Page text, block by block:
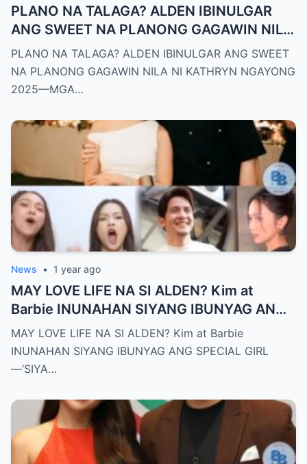
PLANO NA TALAGA? ALDEN IBINULGAR
ANG SWEET NA PLANONG GAGAWIN NILA
NI KATHRYN NGAYONG 2025—MGA
TAGA-SUBAYBAY, KINILIG NG TODO!
PLANO NA TALAGA? ALDEN IBINULGAR ANG SWEET
NA PLANONG GAGAWIN NILA NI KATHRYN NGAYONG
2025—MGA…
News • 1 year ago
MAY LOVE LIFE NA SI ALDEN? Kim at
Barbie INUNAHAN SIYANG IBUNYAG ANG
SPECIAL GIRL—‘SIYA ANG TUNAY NA
INIINGATAN NIYA!’
MAY LOVE LIFE NA SI ALDEN? Kim at Barbie
INUNAHAN SIYANG IBUNYAG ANG SPECIAL GIRL
—‘SIYA…